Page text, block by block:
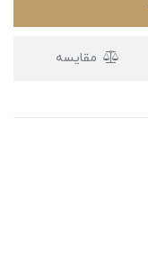
مقایسه